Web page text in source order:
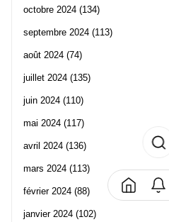
octobre 2024 (134)
septembre 2024 (113)
août 2024 (74)
juillet 2024 (135)
juin 2024 (110)
mai 2024 (117)
avril 2024 (136)
mars 2024 (113)
février 2024 (88)
janvier 2024 (102)